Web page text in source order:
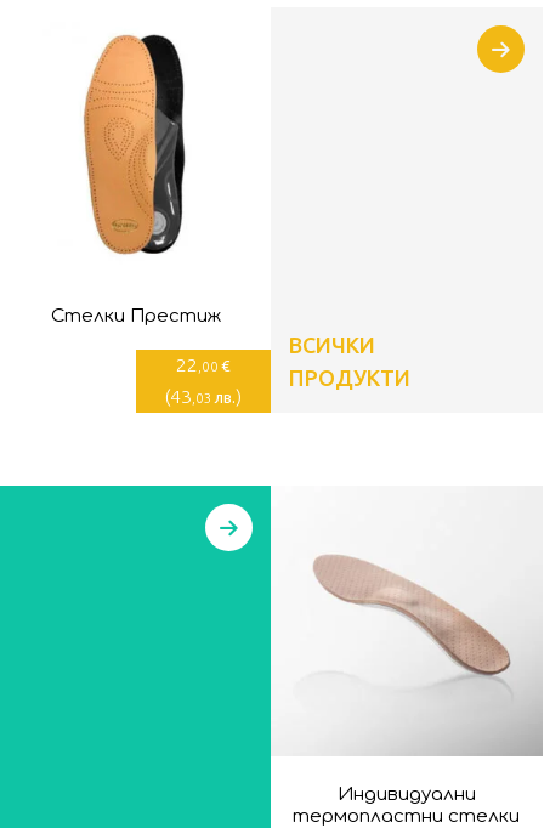
Стелки Престиж
22 ,00 €
(43 ,03 лв.)
ВСИЧКИ
ПРОДУКТИ
Индивидуални
термопластни стелки